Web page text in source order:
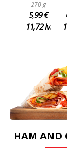
270 g
5,99 €
11,72 lv.
HAM AND